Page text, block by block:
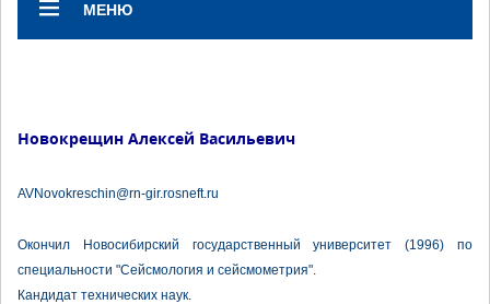
МЕНЮ
Новокрещин Алексей Васильевич
AVNovokreschin@rn-gir.rosneft.ru
Окончил Новосибирский государственный университет (1996) по
специальности "Сейсмология и сейсмометрия".
Кандидат технических наук.